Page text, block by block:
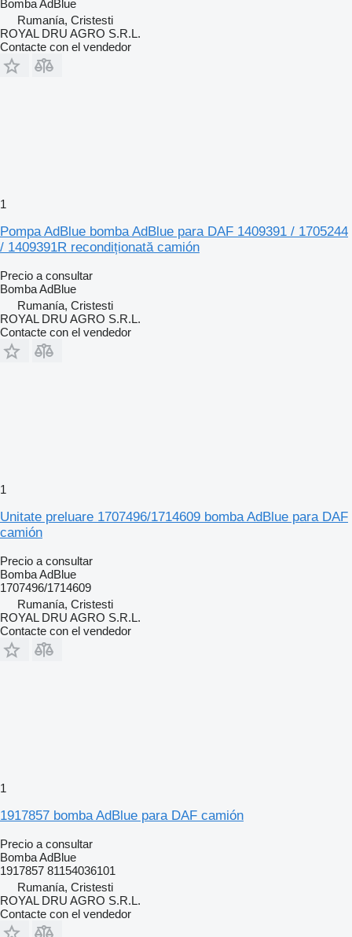
Bomba AdBlue
Rumanía, Cristesti
ROYAL DRU AGRO S.R.L.
Contacte con el vendedor
1
Pompa AdBlue bomba AdBlue para DAF 1409391 / 1705244
/ 1409391R recondiționată camión
Precio a consultar
Bomba AdBlue
Rumanía, Cristesti
ROYAL DRU AGRO S.R.L.
Contacte con el vendedor
1
Unitate preluare 1707496/1714609 bomba AdBlue para DAF
camión
Precio a consultar
Bomba AdBlue
1707496/1714609
Rumanía, Cristesti
ROYAL DRU AGRO S.R.L.
Contacte con el vendedor
1
1917857 bomba AdBlue para DAF camión
Precio a consultar
Bomba AdBlue
1917857 81154036101
Rumanía, Cristesti
ROYAL DRU AGRO S.R.L.
Contacte con el vendedor